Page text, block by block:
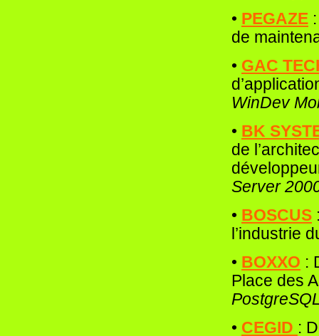
• PEGAZE
de
• GAC
WinDev
• BK
de
Server
• BOSCUS
l’industrie
• BOXXO :
Place des
• CEGID :